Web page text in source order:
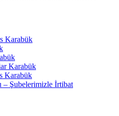
Karabük
Karabük
Karabük
Şubelerimizle İrtibat